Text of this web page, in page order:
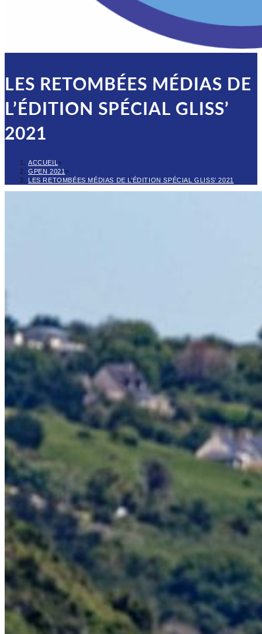
LES RETOMBÉES MÉDIAS DE
L’ÉDITION SPÉCIAL GLISS’
2021
ACCUEIL>
GPEN 2021>
LES RETOMBÉES MÉDIAS DE L’ÉDITION SPÉCIAL GLISS’ 2021